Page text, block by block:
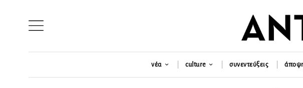
νέα culture συνεντεύξεις